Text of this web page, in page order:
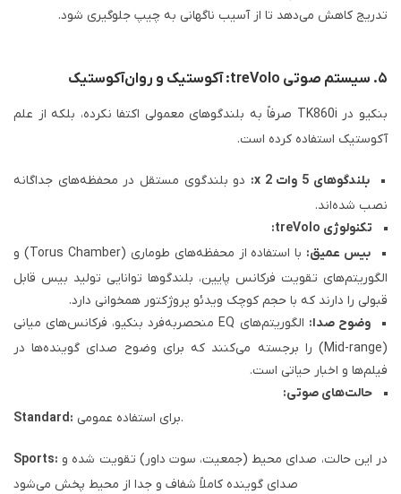
تدریج کاهش می‌دهد تا از آسیب ناگهانی به چیپ جلوگیری شود.
۵. سیستم صوتی treVolo: آکوستیک و روان‌آکوستیک
بنکیو در TK860i صرفاً به بلندگوهای معمولی اکتفا نکرده، بلکه از علم
آکوستیک استفاده کرده است.
بلندگوهای 5 وات x 2: دو بلندگوی مستقل در محفظه‌های جداگانه
نصب شده‌اند.
تکنولوژی treVolo:
بیس عمیق:
با استفاده از محفظه‌های طوماری (Torus Chamber) و
الگوریتم‌های تقویت فرکانس پایین، بلندگوها توانایی تولید بیس قابل
قبولی را دارند که با حجم کوچک ویدئو پروژکتور همخوانی دارد.
وضوح صدا: الگوریتم‌های EQ منحصربه‌فرد بنکیو، فرکانس‌های میانی
(Mid-range) را برجسته می‌کنند که برای وضوح صدای گوینده‌ها در
فیلم‌ها و اخبار حیاتی است.
حالت‌های صوتی:
Standard:
برای استفاده عمومی.
Sports:
صدای گوینده کاملاً شفاف و جدا از محیط پخش می‌شود